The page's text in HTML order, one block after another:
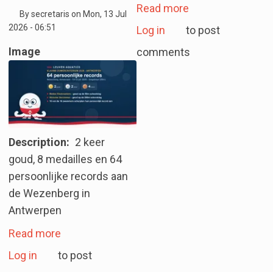
By secretaris on Mon, 13 Jul
2026 - 06:51
Image
Description
2 keer
goud, 8 medailles en 64
persoonlijke records aan
de Wezenberg in
Antwerpen
Read moreabout Vlaams Zomercriterium 2026 -
Log in
to post
Read more
Log in
to post
comments